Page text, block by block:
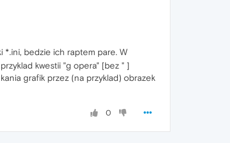
*.ini, bedzie ich raptem pare. W
kwestii "g opera" [bez " ]
grafik przez (na przyklad) obrazek
0